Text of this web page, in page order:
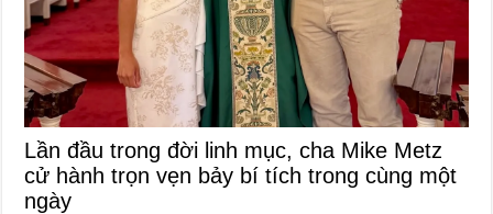
Lần đầu trong đời linh mục, cha Mike Metz
cử hành trọn vẹn bảy bí tích trong cùng một
ngày